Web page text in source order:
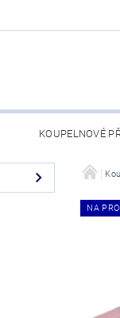
KOUPELNOVÉ
DEKY A PLÉDY
NA